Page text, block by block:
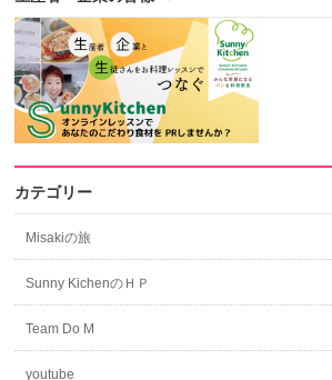
カテゴリー
Misakiの旅
Sunny KichenのＨＰ
Team Do M
youtube